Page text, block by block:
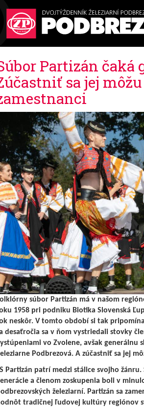
Partizán čaká
sa jej
súbor Partizán má v našom
1958 pri podniku Biotika Slovenská
neskôr. V tomto období si tak
desaťročia sa v ňom vystriedali stovky
vo Zvolene, avšak generálnu
Podbrezová. A zúčastniť sa jej
Partizán patrí medzi stálice svojho
a členom zoskupenia boli v
železiarní. Partizán sa
tradičnej ľudovej kultúry regiónov